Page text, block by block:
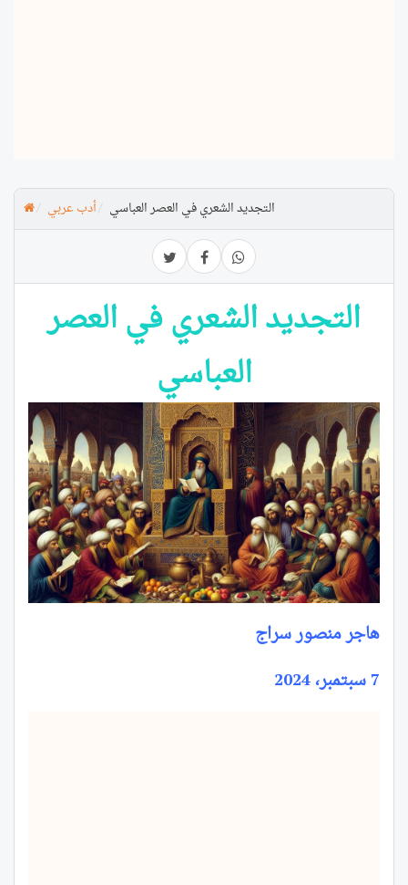
أدب عربي التجديد الشعري في العصر العباسي
التجديد الشعري في العصر
العباسي
هاجر منصور سراج
7 سبتمبر، 2024